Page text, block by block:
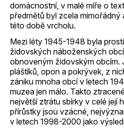
domácnostní, v malé míře o
předmětů byl zcela mimořádný
této době vrcholu.
Mezi léty 1945-1948 byla
židovských náboženských
obnoveným židovským obcím.
pláštíků, opon a pokrývek, z
zániku mnoha obcí v letech
muzea jen málo. Takto
největší ztrátu sbírky v celé její
přírůstky jsou vzácné,
v letech 1998-2000 jako